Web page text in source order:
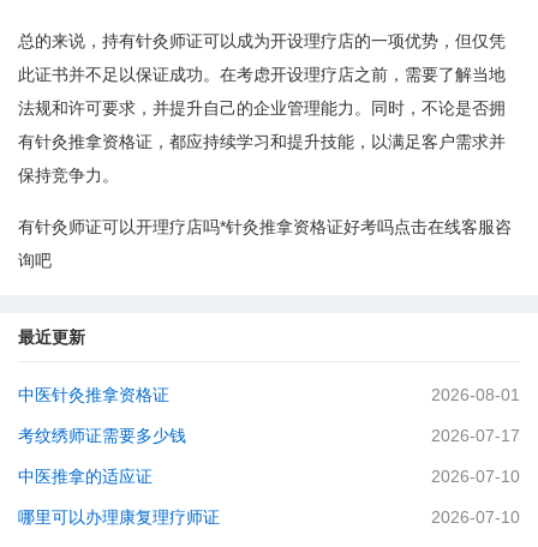
总的来说，持有针灸师证可以成为开设理疗店的一项优势，但仅凭
此证书并不足以保证成功。在考虑开设理疗店之前，需要了解当地
法规和许可要求，并提升自己的企业管理能力。同时，不论是否拥
有针灸推拿资格证，都应持续学习和提升技能，以满足客户需求并
保持竞争力。
有针灸师证可以开理疗店吗*针灸推拿资格证好考吗点击在线客服咨
询吧
最近更新
中医针灸推拿资格证 2026-08-01
考纹绣师证需要多少钱 2026-07-17
中医推拿的适应证 2026-07-10
哪里可以办理康复理疗师证 2026-07-10